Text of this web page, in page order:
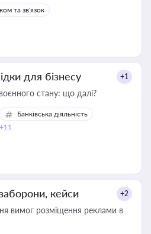
та зв'язок
для бізнесу +1
стану: що далі?
Банківська діяльність
+11
кейси +2
вимог розміщення реклами в